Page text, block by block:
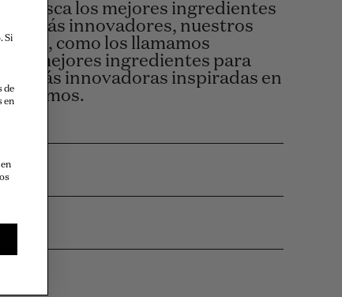
busca los mejores ingredientes
más innovadores, nuestros
como los llamamos
los mejores ingredientes para
más innovadoras inspiradas en
Si
de
en